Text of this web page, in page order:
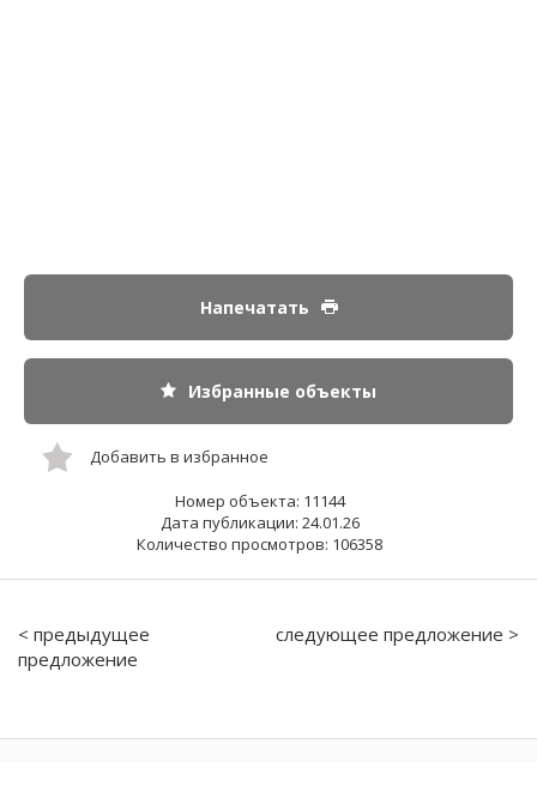
Напечатать
Избранные объекты
Добавить в избранное
Номер объекта: 11144
Дата публикации: 24.01.26
Количество просмотров: 106358
< предыдущее
предложение
следующее предложение >